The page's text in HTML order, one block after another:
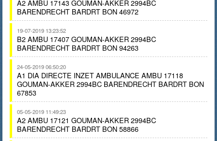
A2 AMBU 17143 GOUMAN-AKKER 2994BC
BARENDRECHT BARDRT BON 46972
19-07-2019 13:23:52
B2 AMBU 17407 GOUMAN-AKKER 2994BC
BARENDRECHT BARDRT BON 94263
24-05-2019 06:50:20
A1 DIA DIRECTE INZET AMBULANCE AMBU 17118
GOUMAN-AKKER 2994BC BARENDRECHT BARDRT BON
67853
05-05-2019 11:49:23
A2 AMBU 17121 GOUMAN-AKKER 2994BC
BARENDRECHT BARDRT BON 58866